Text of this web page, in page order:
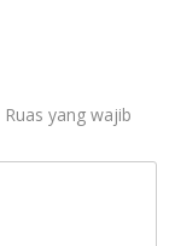
Ruas yang wajib